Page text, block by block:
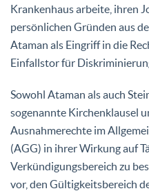
Krankenhaus arbeite, ihren
persönlichen Gründen aus
Ataman als Eingriff in die
Einfallstor für
Sowohl Ataman als auch
sogenannte Kirchenklausel
Ausnahmerechte im
(AGG) in ihrer Wirkung auf
Verkündigungsbereich zu
vor, den Gültigkeitsbereich